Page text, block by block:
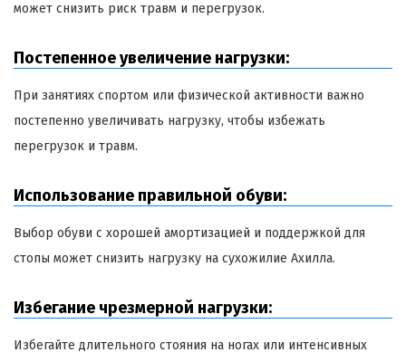
может снизить риск травм и перегрузок.
Постепенное увеличение нагрузки:
При занятиях спортом или физической активности важно
постепенно увеличивать нагрузку, чтобы избежать
перегрузок и травм.
Использование правильной обуви:
Выбор обуви с хорошей амортизацией и поддержкой для
стопы может снизить нагрузку на сухожилие Ахилла.
Избегание чрезмерной нагрузки:
Избегайте длительного стояния на ногах или интенсивных